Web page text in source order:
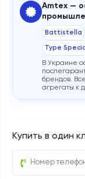
Amtex —
Battistella
Type
В Украине
брендов.
агрегаты к
Купить в один